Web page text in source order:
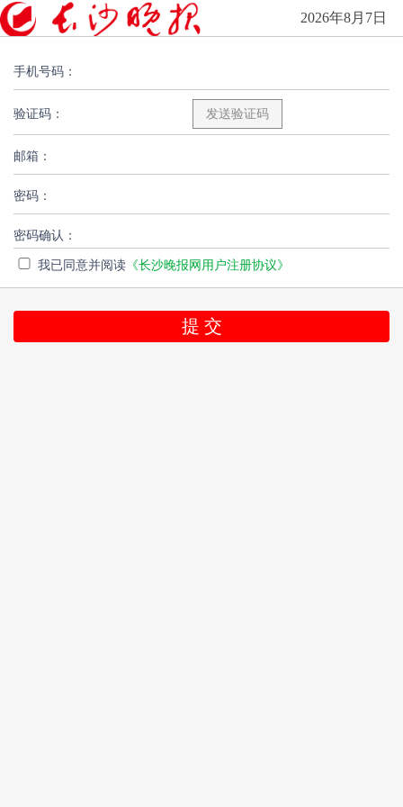
2026年8月7日
手机号码：
验证码：
邮箱：
密码：
密码确认：
我已同意并阅读 《长沙晚报网用户注册协议》
提 交